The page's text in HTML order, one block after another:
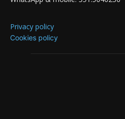
Privacy policy
Cookies policy